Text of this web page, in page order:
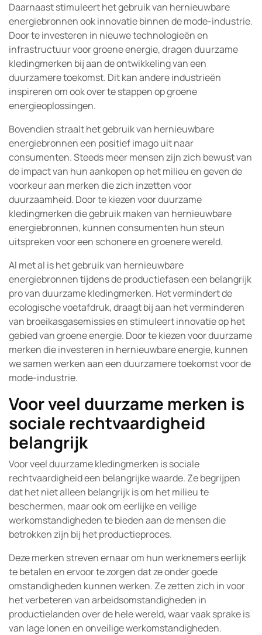
Daarnaast stimuleert het gebruik van hernieuwbare
energiebronnen ook innovatie binnen de mode-industrie.
Door te investeren in nieuwe technologieën en
infrastructuur voor groene energie, dragen duurzame
kledingmerken bij aan de ontwikkeling van een
duurzamere toekomst. Dit kan andere industrieën
inspireren om ook over te stappen op groene
energieoplossingen.
Bovendien straalt het gebruik van hernieuwbare
energiebronnen een positief imago uit naar
consumenten. Steeds meer mensen zijn zich bewust van
de impact van hun aankopen op het milieu en geven de
voorkeur aan merken die zich inzetten voor
duurzaamheid. Door te kiezen voor duurzame
kledingmerken die gebruik maken van hernieuwbare
energiebronnen, kunnen consumenten hun steun
uitspreken voor een schonere en groenere wereld.
Al met al is het gebruik van hernieuwbare
energiebronnen tijdens de productiefasen een belangrijk
pro van duurzame kledingmerken. Het vermindert de
ecologische voetafdruk, draagt bij aan het verminderen
van broeikasgasemissies en stimuleert innovatie op het
gebied van groene energie. Door te kiezen voor duurzame
merken die investeren in hernieuwbare energie, kunnen
we samen werken aan een duurzamere toekomst voor de
mode-industrie.
Voor veel duurzame merken is
sociale rechtvaardigheid
belangrijk
Voor veel duurzame kledingmerken is sociale
rechtvaardigheid een belangrijke waarde. Ze begrijpen
dat het niet alleen belangrijk is om het milieu te
beschermen, maar ook om eerlijke en veilige
werkomstandigheden te bieden aan de mensen die
betrokken zijn bij het productieproces.
Deze merken streven ernaar om hun werknemers eerlijk
te betalen en ervoor te zorgen dat ze onder goede
omstandigheden kunnen werken. Ze zetten zich in voor
het verbeteren van arbeidsomstandigheden in
productielanden over de hele wereld, waar vaak sprake is
van lage lonen en onveilige werkomstandigheden.